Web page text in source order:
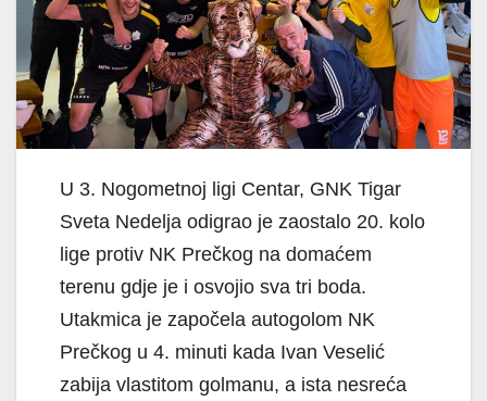
U 3. Nogometnoj ligi Centar, GNK Tigar
Sveta Nedelja odigrao je zaostalo 20. kolo
lige protiv NK Prečkog na domaćem
terenu gdje je i osvojio sva tri boda.
Utakmica je započela autogolom NK
Prečkog u 4. minuti kada Ivan Veselić
zabija vlastitom golmanu, a ista nesreća